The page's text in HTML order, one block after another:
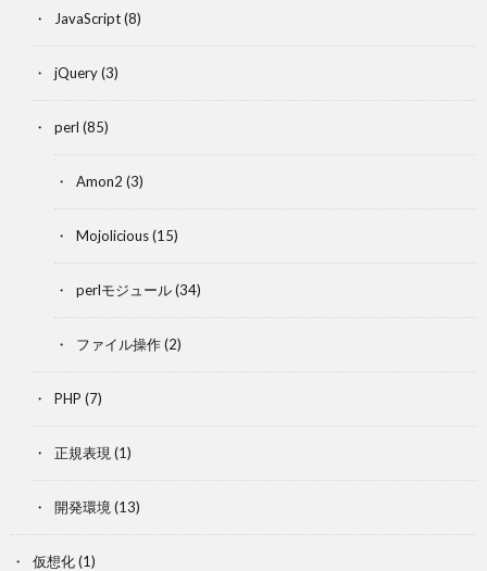
JavaScript(8)
jQuery(3)
perl (85)
Amon2 (3)
Mojolicious(15)
perlモジュール(34)
ファイル操作(2)
PHP (7)
正規表現 (1)
開発環境 (13)
仮想化(1)